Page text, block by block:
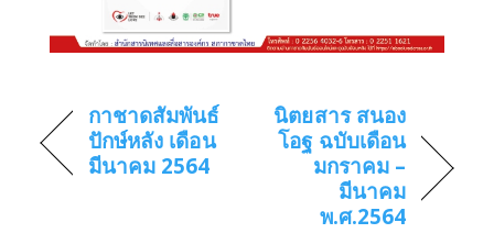
กาชาดสัมพันธ์
ปักษ์หลัง เดือน
มีนาคม 2564
นิตยสาร สนอง
โอฐ ฉบับเดือน
มกราคม –
มีนาคม
พ.ศ.2564